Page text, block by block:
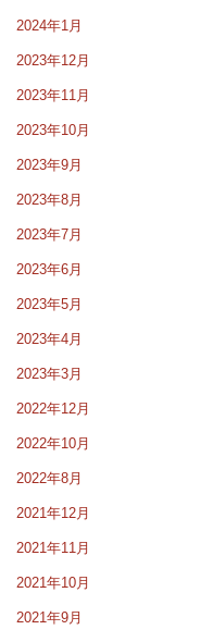
2024年1月
2023年12月
2023年11月
2023年10月
2023年9月
2023年8月
2023年7月
2023年6月
2023年5月
2023年4月
2023年3月
2022年12月
2022年10月
2022年8月
2021年12月
2021年11月
2021年10月
2021年9月